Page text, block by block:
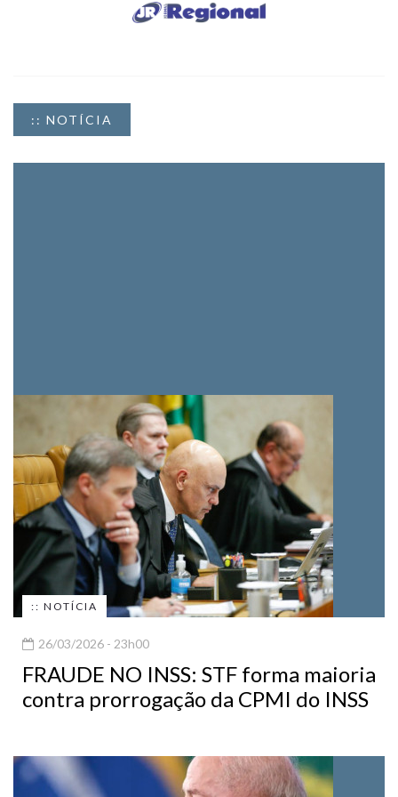
:: NOTÍCIA
:: NOTÍCIA
26/03/2026 - 23h00
FRAUDE NO INSS: STF forma maioria
contra prorrogação da CPMI do INSS